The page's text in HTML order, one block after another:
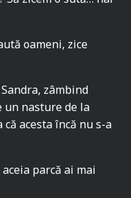
oameni, zice
zâmbind
un nasture de la
acesta încă nu s-a
parcă ai mai